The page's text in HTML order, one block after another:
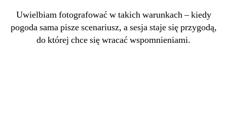
Uwielbiam fotografować w takich warunkach – kiedy
pogoda sama pisze scenariusz, a sesja staje się przygodą,
do której chce się wracać wspomnieniami.